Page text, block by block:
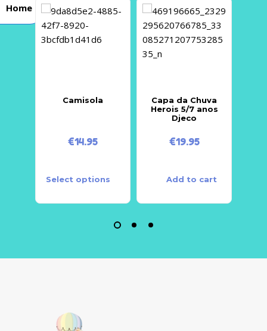
Camisola
€14.95
Select options
Capa da Chuva
Herois 5/7 anos
Djeco
€19.95
Add to cart
Home